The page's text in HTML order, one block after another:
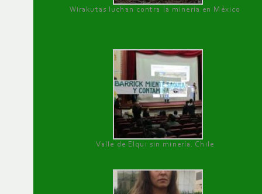
Wirakutas luchan contra la minería en México
Valle de Elqui sin minería. Chile